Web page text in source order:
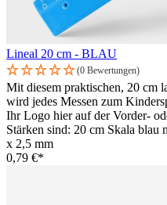
Lineal 20 cm - BLAU
(0 Bewertungen)
Mit diesem praktischen, 20 cm
wird jedes Messen zum
Ihr Logo hier auf der Vorder-
Stärken sind: 20 cm Skala blau
x 2,5 mm
0,79 €*